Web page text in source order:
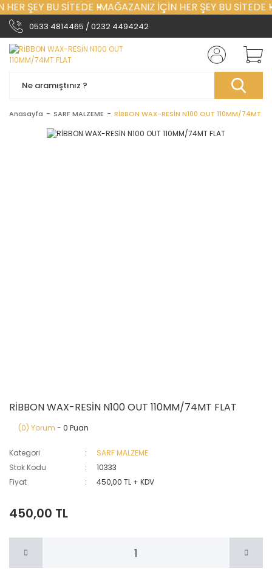
ŞEY BU SİTEDE !MAĞAZANIZ İÇİN HER ŞEY BU SİTEDE !
0533 4814465 / 0232 4494242
Anasayfa SARF MALZEME RİBBON WAX-RESİN N100 OUT 110MM/74MT
RİBBON WAX-RESİN N100 OUT 110MM/74MT FLAT
(0) Yorum - 0 Puan
Kategori
SARF MALZEME
Stok Kodu
10333
Fiyat
450,00 TL + KDV
450,00 TL